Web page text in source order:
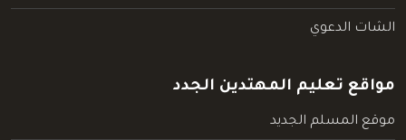
الشات الدعوي
مواقع تعليم المهتدين الجدد
موقع المسلم الجديد